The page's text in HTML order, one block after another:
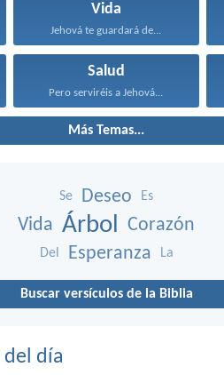
Vida
Jehová te guardará de...
Salud
Pero serviréis a Jehová...
Más Temas...
Se Deseo Es
Vida Árbol Corazón
Del Esperanza La
Buscar versículos de la Biblia
del día